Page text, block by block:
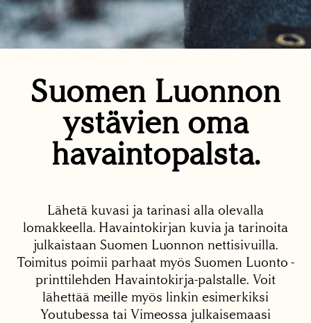
Suomen Luonnon
ystävien oma
havaintopalsta.
Lähetä kuvasi ja tarinasi alla olevalla
lomakkeella. Havaintokirjan kuvia ja tarinoita
julkaistaan Suomen Luonnon nettisivuilla.
Toimitus poimii parhaat myös Suomen Luonto -
printtilehden Havaintokirja-palstalle. Voit
lähettää meille myös linkin esimerkiksi
Youtubessa tai Vimeossa julkaisemaasi